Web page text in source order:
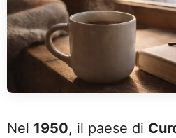
Nel 1950, il paese di